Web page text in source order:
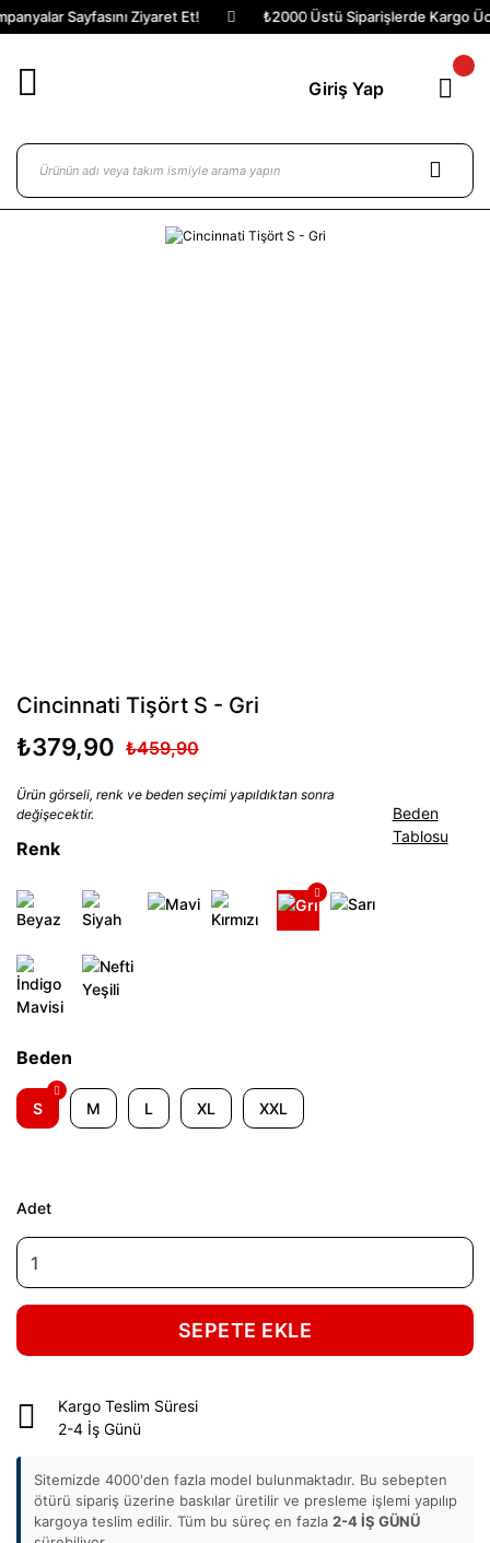
Sayfasını Ziyaret Et! ₺2000 Üstü Siparişlerde Kargo
Giriş Yap
Cincinnati Tişört S - Gri
₺379,90 ₺459,90
Ürün görseli, renk ve beden seçimi yapıldıktan sonra
değişecektir.
Renk
Beden
S M L XL XXL
Beden
Tablosu
Adet
SEPETE EKLE
Kargo Teslim Süresi
2-4 İş Günü
Sitemizde 4000'den fazla model bulunmaktadır. Bu sebepten
ötürü sipariş üzerine baskılar üretilir ve presleme işlemi yapılıp
kargoya teslim edilir. Tüm bu süreç en fazla 2-4 İŞ GÜNÜ